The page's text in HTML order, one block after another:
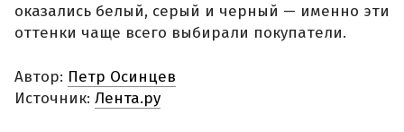
оказались белый, серый и черный — именно эти
оттенки чаще всего выбирали покупатели.
Автор: Петр Осинцев
Источник: Лента.ру